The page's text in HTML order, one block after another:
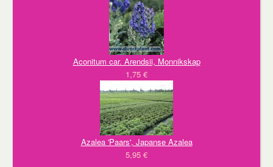
Aconitum car. Arendsii, Monnikskap
1,75 €
Azalea 'Paars', Japanse Azalea
5,95 €